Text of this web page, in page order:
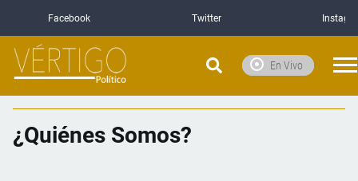
Facebook Twitter
En Vivo
¿Quiénes Somos?